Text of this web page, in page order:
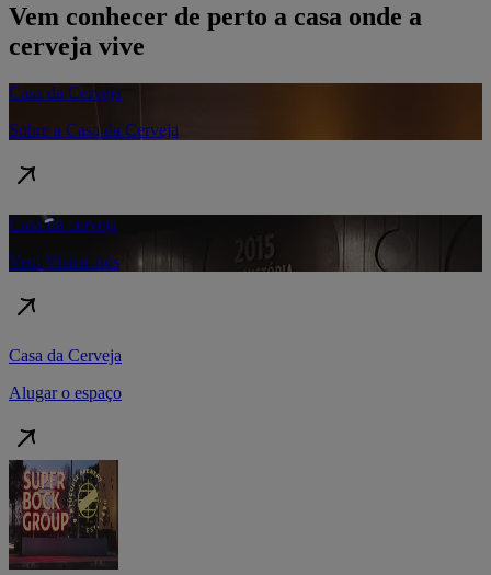
Vem conhecer de perto a casa onde a
cerveja vive
Casa da Cerveja
Sobre a Casa da Cerveja
Casa da cerveja
Vem Visitar-nos
Casa da Cerveja
Alugar o espaço